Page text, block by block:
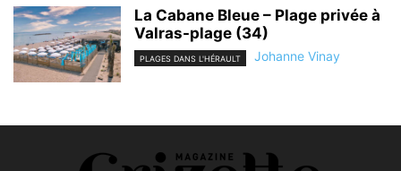
La Cabane Bleue – Plage privée à
Valras-plage (34)
PLAGES DANS L'HÉRAULT Johanne Vinay